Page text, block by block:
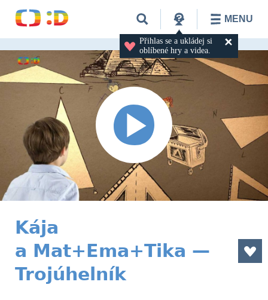
Přihlas se a ukládej si
oblíbené hry a videa.
MENU
Kája
a Mat+Ema+Tika —
Trojúhelník